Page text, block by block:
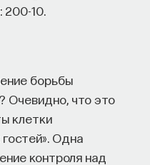
200-10.
борьбы
Очевидно, что это
клетки
Одна
контроля над